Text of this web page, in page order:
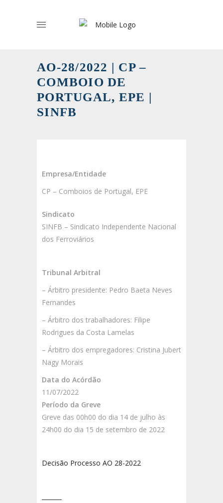
AO-28/2022 | CP –
COMBOIO DE
PORTUGAL, EPE |
SINFB
Empresa/Entidade
CP – Comboios de Portugal, EPE
Sindicato
SINFB – Sindicato Independente Nacional
dos Ferroviários
Tribunal Arbitral
– Árbitro presidente: Pedro Baeta Neves
Fernandes
– Árbitro dos trabalhadores: Filipe
Rodrigues da Costa Lamelas
– Árbitro dos empregadores: Cristina Jubert
Nagy Morais
Data do Acórdão
11/07/2022
Período da Greve
Greve das 00h00 do dia 14 de julho às
24h00 do dia 15 de setembro de 2022
Decisão Processo AO 28-2022